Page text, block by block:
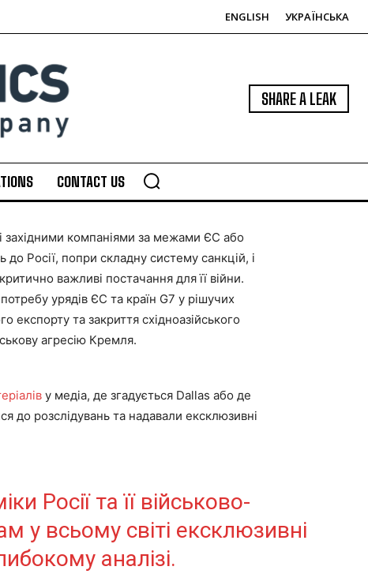
ENGLISH УКРАЇНСЬКА
SHARE A LEAK
CONTACT US
західними компаніями за межами ЄС або
до Росії, попри складну систему санкцій, і
важливі постачання для її війни.
урядів ЄС та країн G7 у рішучих
експорту та закриття східноазійського
агресію Кремля.
у медіа, де згадується Dallas або де
до розслідувань та надавали ексклюзивні
Росії та її військово-
у всьому світі ексклюзивні
аналізі.